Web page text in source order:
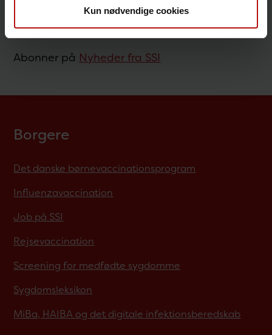
Kun nødvendige cookies
presseafdeling på telefon2260 1123
presse@ssi.dk
Abonner på Nyheder fra SSI
Borgere
Det danske børnevaccinationsprogram
Influenzavaccination
Job på SSI
Rejsevaccination
Screening for medfødte sygdomme
Sygdomsleksikon
MiBa, HAIBA og det digitale infektionsberedskab